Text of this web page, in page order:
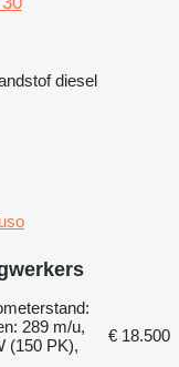
diesel
289 m/u,
(150 PK),
€ 18.500